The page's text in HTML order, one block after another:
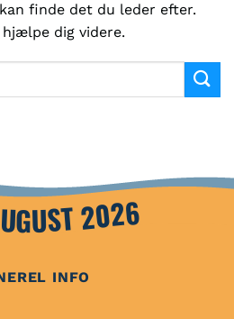
finde det du leder efter.
hjælpe dig videre.
2026
INFO